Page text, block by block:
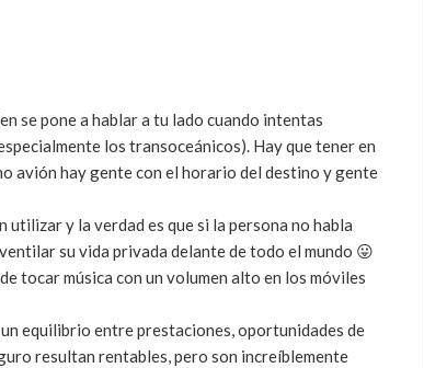
se pone a hablar a tu lado cuando intentas
los transoceánicos). Hay que tener en
avión hay gente con el horario del destino y gente
y la verdad es que si la persona no habla
su vida privada delante de todo el mundo 😛
tocar música con un volumen alto en los móviles
equilibrio entre prestaciones, oportunidades de
resultan rentables, pero son increíblemente